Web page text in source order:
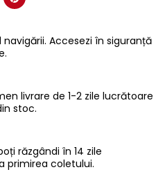
Accesezi în siguranță
livrare de 1-2 zile lucrătoare
stoc.
răzgândi în 14 zile
primirea coletului.